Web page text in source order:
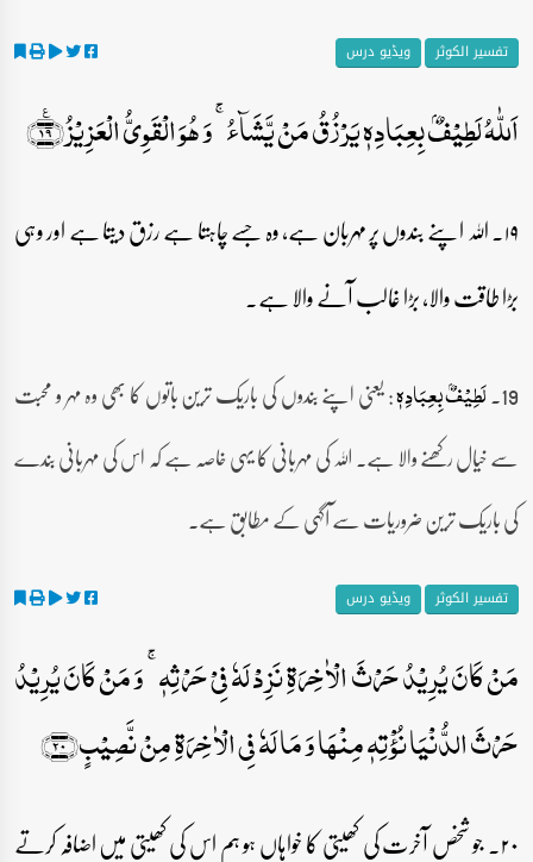
تفسیر الکوثر ویڈیو درس
اَللّٰہُ لَطِیۡفٌۢ بِعِبَادِہٖ یَرۡزُقُ مَنۡ یَّشَآءُ ۚ وَ ہُوَ الۡقَوِیُّ الۡعَزِیۡزُ﴿٪۱۹﴾
۱۹۔ اللہ اپنے بندوں پر مہربان ہے، وہ جسے چاہتا ہے رزق دیتا ہے اور وہی
بڑا طاقت والا، بڑا غالب آنے والا ہے۔
19۔ لَطِیۡفٌۢ بِعِبَادِہٖ: یعنی اپنے بندوں کی باریک ترین باتوں کا بھی وہ مہر و محبت
سے خیال رکھنے والا ہے۔ اللہ کی مہربانی کا یہی خاصہ ہے کہ اس کی مہربانی بندے
کی باریک ترین ضروریات سے آگہی کے مطابق ہے۔
تفسیر الکوثر ویڈیو درس
مَنۡ کَانَ یُرِیۡدُ حَرۡثَ الۡاٰخِرَۃِ نَزِدۡ لَہٗ فِیۡ حَرۡثِہٖ ۚ وَ مَنۡ کَانَ یُرِیۡدُ
حَرۡثَ الدُّنۡیَا نُؤۡتِہٖ مِنۡہَا وَ مَا لَہٗ فِی الۡاٰخِرَۃِ مِنۡ نَّصِیۡبٍ﴿۲۰﴾
۲۰۔ جو شخص آخرت کی کھیتی کا خواہاں ہو ہم اس کی کھیتی میں اضافہ کرتے